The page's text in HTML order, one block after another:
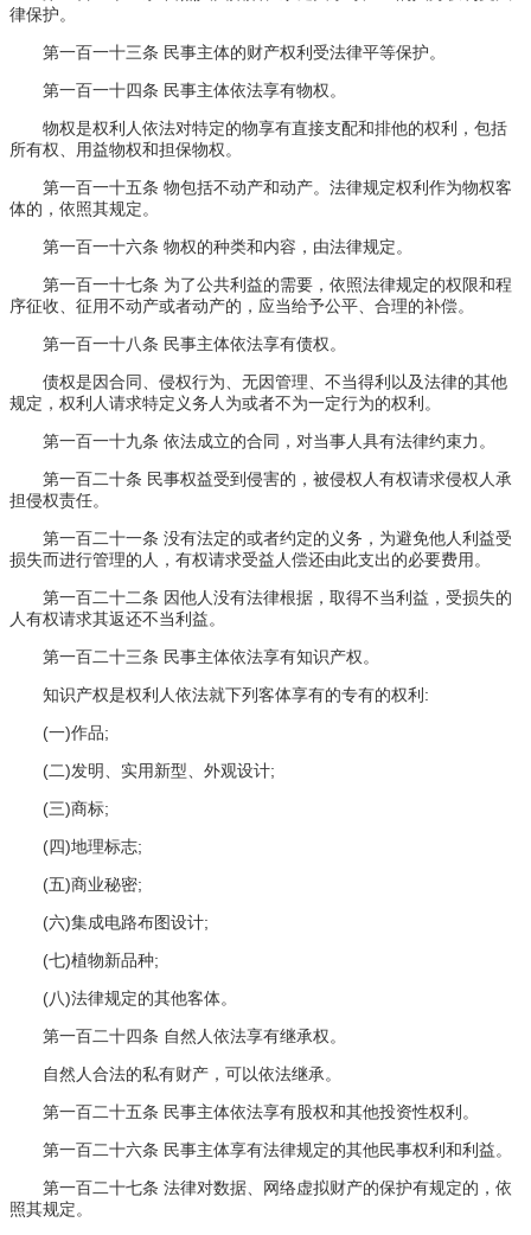
律保护。
第一百一十三条 民事主体的财产权利受法律平等保护。
第一百一十四条 民事主体依法享有物权。
物权是权利人依法对特定的物享有直接支配和排他的权利，包括
所有权、用益物权和担保物权。
第一百一十五条 物包括不动产和动产。法律规定权利作为物权客
体的，依照其规定。
第一百一十六条 物权的种类和内容，由法律规定。
第一百一十七条 为了公共利益的需要，依照法律规定的权限和程
序征收、征用不动产或者动产的，应当给予公平、合理的补偿。
第一百一十八条 民事主体依法享有债权。
债权是因合同、侵权行为、无因管理、不当得利以及法律的其他
规定，权利人请求特定义务人为或者不为一定行为的权利。
第一百一十九条 依法成立的合同，对当事人具有法律约束力。
第一百二十条 民事权益受到侵害的，被侵权人有权请求侵权人承
担侵权责任。
第一百二十一条 没有法定的或者约定的义务，为避免他人利益受
损失而进行管理的人，有权请求受益人偿还由此支出的必要费用。
第一百二十二条 因他人没有法律根据，取得不当利益，受损失的
人有权请求其返还不当利益。
第一百二十三条 民事主体依法享有知识产权。
知识产权是权利人依法就下列客体享有的专有的权利:
(一)作品;
(二)发明、实用新型、外观设计;
(三)商标;
(四)地理标志;
(五)商业秘密;
(六)集成电路布图设计;
(七)植物新品种;
(八)法律规定的其他客体。
第一百二十四条 自然人依法享有继承权。
自然人合法的私有财产，可以依法继承。
第一百二十五条 民事主体依法享有股权和其他投资性权利。
第一百二十六条 民事主体享有法律规定的其他民事权利和利益。
第一百二十七条 法律对数据、网络虚拟财产的保护有规定的，依
照其规定。